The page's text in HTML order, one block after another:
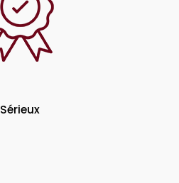
Sérieux